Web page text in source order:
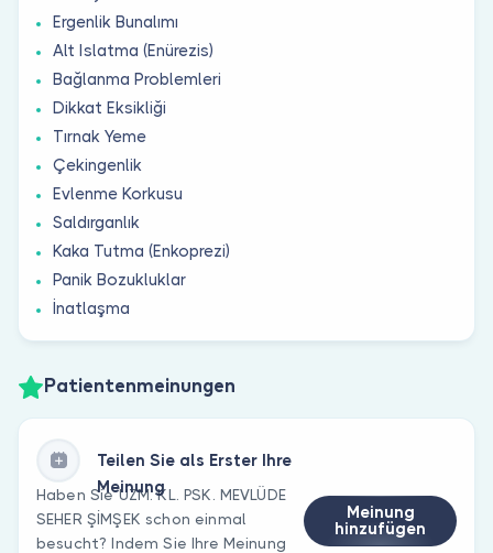
Ergenlik Bunalımı
Alt Islatma (Enürezis)
Bağlanma Problemleri
Dikkat Eksikliği
Tırnak Yeme
Çekingenlik
Evlenme Korkusu
Saldırganlık
Kaka Tutma (Enkoprezi)
Panik Bozukluklar
İnatlaşma
Patientenmeinungen
Teilen Sie als Erster Ihre
Meinung
Haben Sie UZM. KL. PSK. MEVLÜDE
SEHER ŞİMŞEK schon einmal
besucht? Indem Sie Ihre Meinung
Meinung
hinzufügen